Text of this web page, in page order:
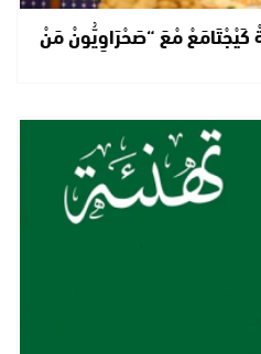
كَيْجْتَامَعْ مْعَ “صَحْرَاوِيُّونْ مَنْ